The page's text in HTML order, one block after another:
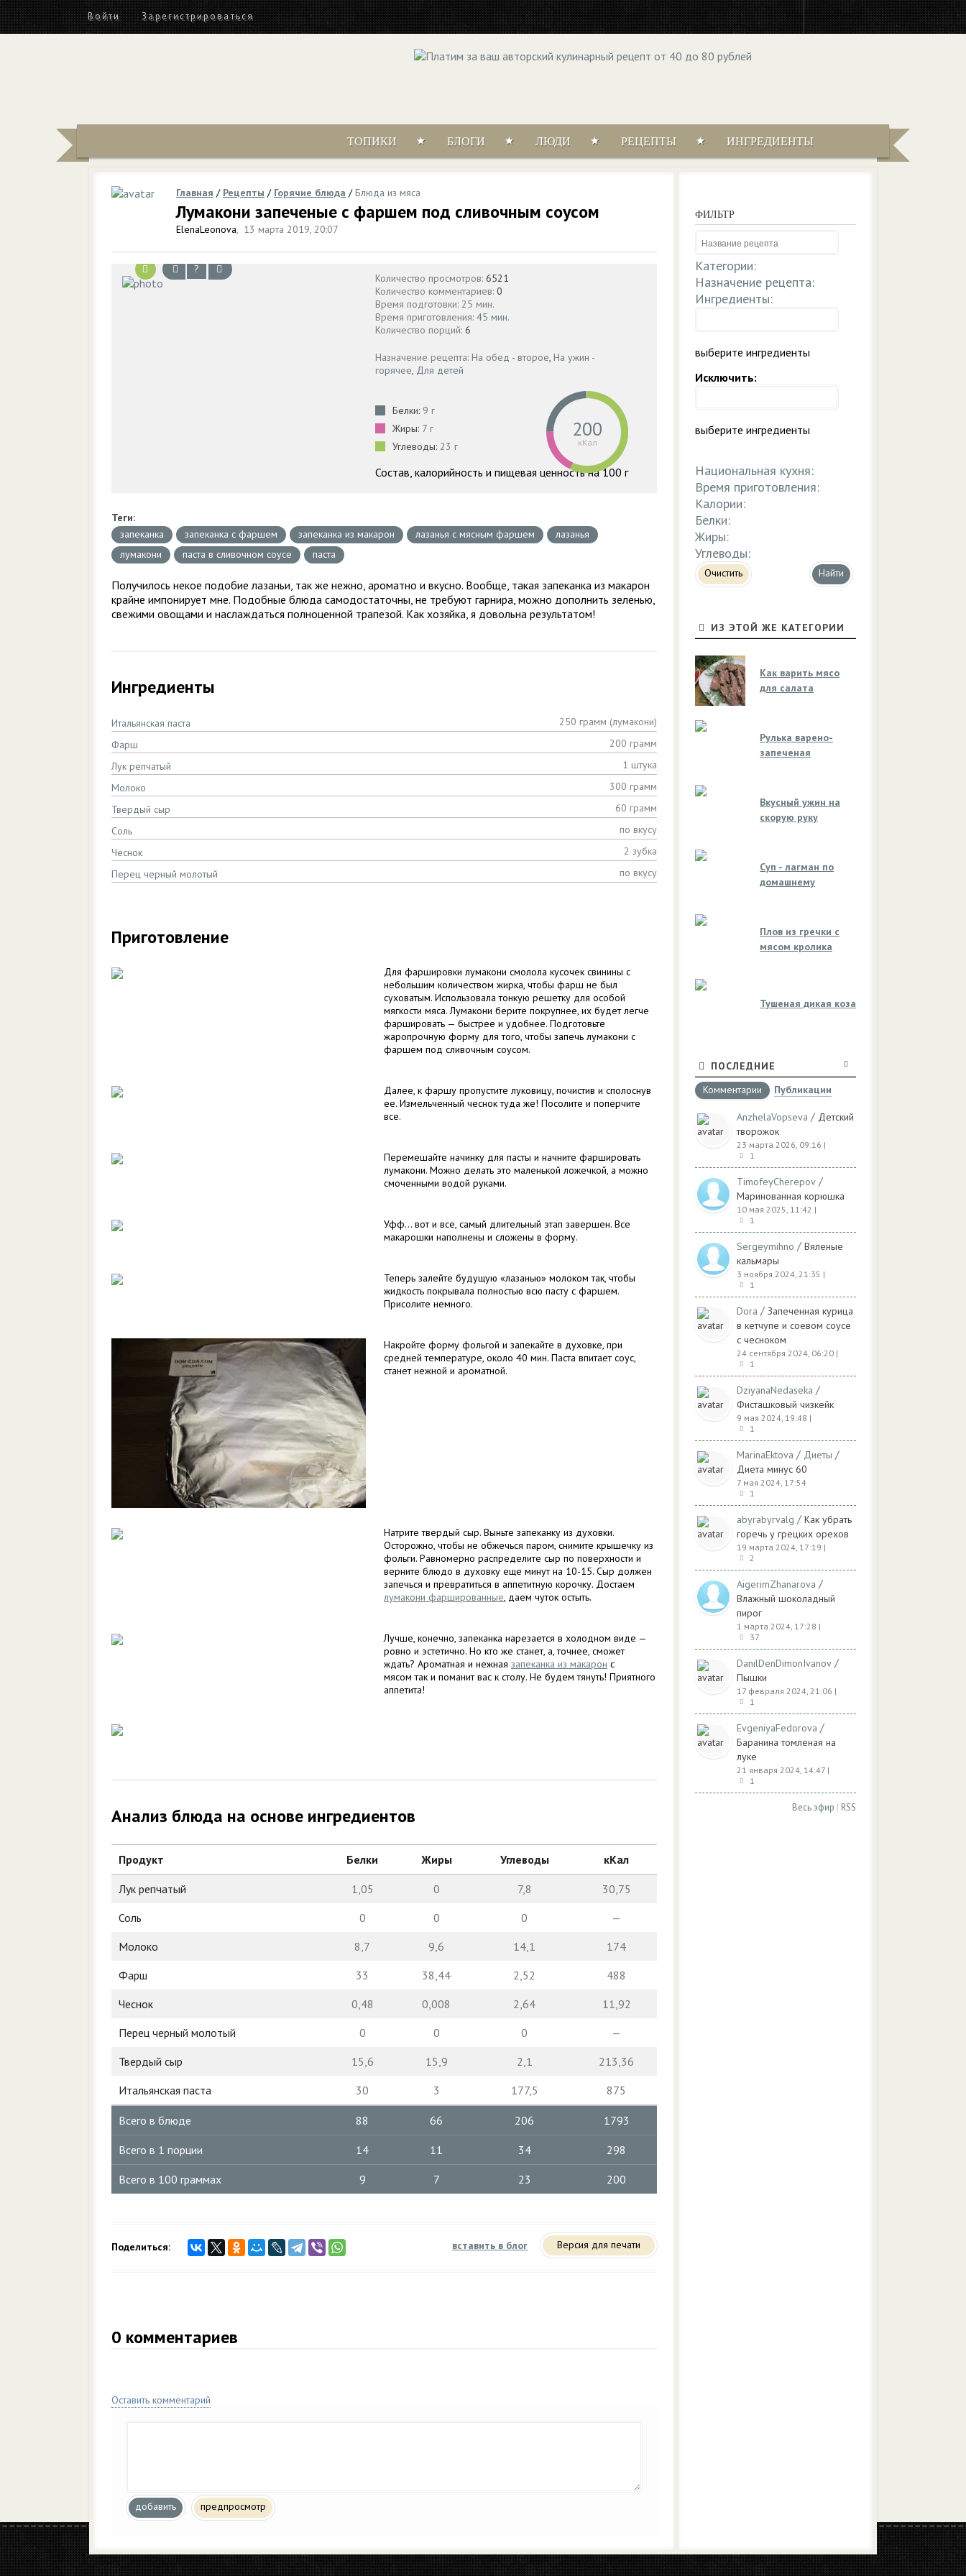
Войти Зарегистрироваться
ТОПИКИ БЛОГИ ЛЮДИ РЕЦЕПТЫ ИНГРЕДИЕНТЫ
Главная / Рецепты / Горячие блюда /Блюда из мяса
Лумакони запеченые с фаршем под сливочным соусом
ElenaLeonova, 13 марта 2019, 20:07
?
Количество просмотров: 6521
Количество комментариев: 0
Время подготовки: 25 мин.
Время приготовления: 45 мин.
Количество порций: 6
Назначение рецепта: На обед - второе, На ужин -
горячее, Для детей
Белки: 9 г
Жиры: 7 г
Углеводы: 23 г
200
кКал
Состав, калорийность и пищевая ценность на 100 г
Теги:
запеканка
запеканка с фаршем запеканка из макарон лазанья с мясным фаршем
лазанья
лумакони
паста в сливочном соусе паста
Получилось некое подобие лазаньи, так же нежно, ароматно и вкусно. Вообще, такая запеканка из макарон
крайне импонирует мне. Подобные блюда самодостаточны, не требуют гарнира, можно дополнить зеленью,
свежими овощами и наслаждаться полноценной трапезой. Как хозяйка, я довольна результатом!
Ингредиенты
Итальянская паста
250 грамм (лумакони)
Фарш
200 грамм
Лук репчатый
1 штука
Молоко
300 грамм
Твердый сыр
60 грамм
Соль
по вкусу
Чеснок
2 зубка
Перец черный молотый
по вкусу
Приготовление
Для фаршировки лумакони смолола кусочек свинины с
небольшим количеством жирка, чтобы фарш не был
суховатым. Использовала тонкую решетку для особой
мягкости мяса. Лумакони берите покрупнее, их будет легче
фаршировать — быстрее и удобнее. Подготовьте
жаропрочную форму для того, чтобы запечь лумакони с
фаршем под сливочным соусом.
Далее, к фаршу пропустите луковицу, почистив и сполоснув
ее. Измельченный чеснок туда же! Посолите и поперчите
все.
Перемешайте начинку для пасты и начните фаршировать
лумакони. Можно делать это маленькой ложечкой, а можно
смоченными водой руками.
Уфф… вот и все, самый длительный этап завершен. Все
макарошки наполнены и сложены в форму.
Теперь залейте будущую «лазанью» молоком так, чтобы
жидкость покрывала полностью всю пасту с фаршем.
Присолите немного.
Накройте форму фольгой и запекайте в духовке, при
средней температуре, около 40 мин. Паста впитает соус,
станет нежной и ароматной.
Натрите твердый сыр. Выньте запеканку из духовки.
Осторожно, чтобы не обжечься паром, снимите крышечку из
фольги. Равномерно распределите сыр по поверхности и
верните блюдо в духовку еще минут на 10-15. Сыр должен
запечься и превратиться в аппетитную корочку. Достаем
лумакони фаршированные, даем чуток остыть.
Лучше, конечно, запеканка нарезается в холодном виде —
ровно и эстетично. Но кто же станет, а, точнее, сможет
ждать? Ароматная и нежная запеканка из макарон с
мясом так и поманит вас к столу. Не будем тянуть! Приятного
аппетита!
Анализ блюда на основе ингредиентов
Продукт Белки Жиры Углеводы кКал
Лук репчатый 1,05 0 7,8
30,75
Соль
0 0 0
—
Молоко
8,7 9,6 14,1
174
Фарш
33 38,44 2,52
488
Чеснок
0,48 0,008 2,64
11,92
Перец черный молотый
0 0 0
—
Твердый сыр
15,6 15,9 2,1
213,36
Итальянская паста
30 3 177,5 875
Всего в блюде 88 66 206 1793
Всего в 1 порции 14 11 34 298
Всего в 100 граммах 9 7 23 200
Поделиться: вставить в блог Версия для печати
0 комментариев
Оставить комментарий
добавить предпросмотр
ФИЛЬТР
Категории:
Назначение рецепта:
Ингредиенты:
выберите ингредиенты
Исключить:
выберите ингредиенты
Национальная кухня:
Время приготовления:
Калории:
Белки:
Жиры:
Углеводы:
Очистить
ИЗ ЭТОЙ ЖЕ КАТЕГОРИИ
Как варить мясо
для салата
Рулька варено-
запеченая
Вкусный ужин на
скорую руку
Суп - лагман по
домашнему
Плов из гречки с
мясом кролика
Тушеная дикая коза
ПОСЛЕДНИЕ
Комментарии
Публикации
AnzhelaVopseva / Детский
творожок
23 марта 2026, 09:16 |
1
TimofeyCherepov /
Маринованная корюшка
10 мая 2025, 11:42 |
1
Sergeymihno / Вяленые
кальмары
3 ноября 2024, 21:35 |
1
Dora / Запеченная курица
в кетчупе и соевом соусе
с чесноком
24 сентября 2024, 06:20 |
1
DziyanaNedaseka /
Фисташковый чизкейк
9 мая 2024, 19:48 |
1
MarinaEktova / Диеты /
Диета минус 60
7 мая 2024, 17:54
1
abyrabyrvalg / Как убрать
горечь у грецких орехов
19 марта 2024, 17:19 |
2
AigerimZhanarova /
Влажный шоколадный
пирог
1 марта 2024, 17:28 |
37
DanilDenDimonIvanov /
Пышки
17 февраля 2024, 21:06 |
1
EvgeniyaFedorova /
Баранина томленая на
луке
21 января 2024, 14:47 |
1
Весь эфир | RSS